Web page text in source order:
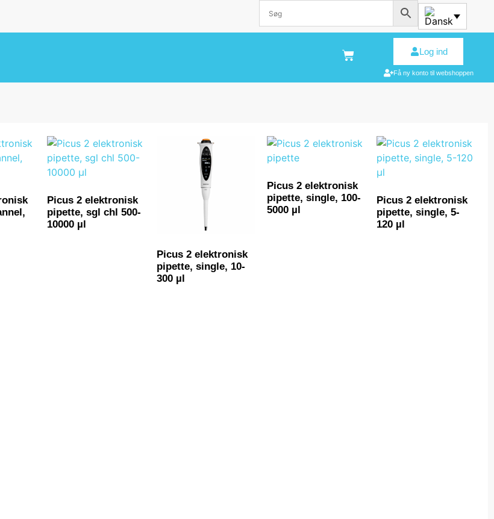
Log ind
Få ny konto til webshoppen
Picus 2 elektronisk
pipette, sgl chl 500-
10000 µl
Picus 2 elektronisk
pipette, single, 10-
300 µl
Picus 2 elektronisk
pipette, single, 100-
5000 µl
Picus 2 elektronisk
pipette, single, 5-
120 µl